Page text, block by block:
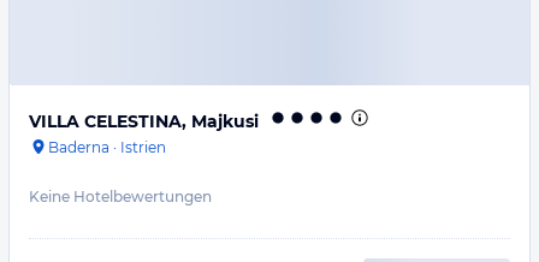
VILLA CELESTINA, Majkusi
Baderna · Istrien
Keine Hotelbewertungen